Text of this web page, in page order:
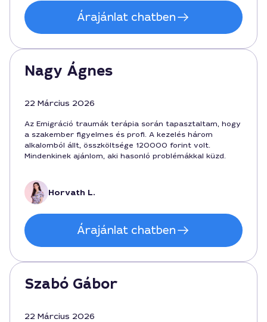
Árajánlat chatben
Nagy Ágnes
22 Március 2026
Az Emigráció traumák terápia során tapasztaltam, hogy
a szakember figyelmes és profi. A kezelés három
alkalomból állt, összköltsége 120000 forint volt.
Mindenkinek ajánlom, aki hasonló problémákkal küzd.
Horvath L.
Árajánlat chatben
Szabó Gábor
22 Március 2026